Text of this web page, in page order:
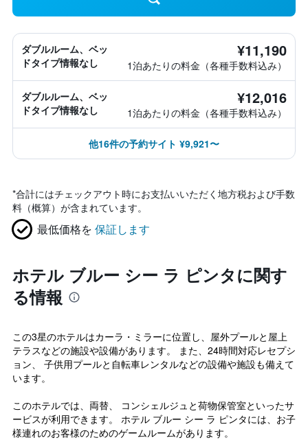
ダブルルーム、ベッ
ドタイプ情報なし
¥11,190
1泊あたりの料金（各種手数料込み）
ダブルルーム、ベッ
ドタイプ情報なし
¥12,016
1泊あたりの料金（各種手数料込み）
他16件の予約サイト ¥9,921〜
*合計にはチェックアウト時にお支払いいただく地方税および手数
料（概算）が含まれています。
最低価格を 保証します
ホテル ブルー シー ラ ピンタに関す
る情報
この3星のホテルはカーラ・ミラーに位置し、屋外プールと屋上
テラスなどの施設や設備があります。 また、24時間対応レセプシ
ョン、 子供用プールと自転車レンタルなどの設備や施設も備えて
います。
このホテルでは、両替、 コンシェルジュと荷物保管室といったサ
ービスが利用できます。 ホテル ブルー シー ラ ピンタには、お子
様連れのお客様のためのゲームルームがあります。